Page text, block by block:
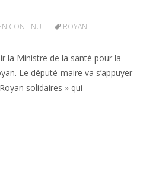
CONTINU ROYAN
la Ministre de la santé pour la
Le député-maire va s’appuyer
solidaires » qui